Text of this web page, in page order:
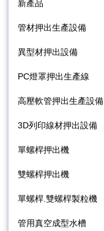
新產品
管材押出生產設備
異型材押出設備
PC燈罩押出生產線
高壓軟管押出生產設備
3D列印線材押出設備
單螺桿押出機
雙螺桿押出機
單螺桿.雙螺桿製粒機
管用真空成型水槽